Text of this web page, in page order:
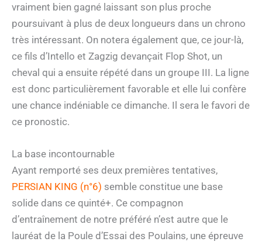
vraiment bien gagné laissant son plus proche
poursuivant à plus de deux longueurs dans un chrono
très intéressant. On notera également que, ce jour-là,
ce fils d’Intello et Zagzig devançait Flop Shot, un
cheval qui a ensuite répété dans un groupe III. La ligne
est donc particulièrement favorable et elle lui confère
une chance indéniable ce dimanche. Il sera le favori de
ce pronostic.
La base incontournable
Ayant remporté ses deux premières tentatives,
PERSIAN KING (n°6) semble constitue une base
solide dans ce quinté+. Ce compagnon
d’entraînement de notre préféré n’est autre que le
lauréat de la Poule d’Essai des Poulains, une épreuve